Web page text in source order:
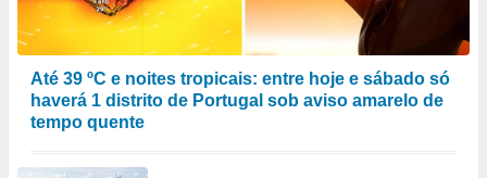
Até 39 ºC e noites tropicais: entre hoje e sábado só
haverá 1 distrito de Portugal sob aviso amarelo de
tempo quente